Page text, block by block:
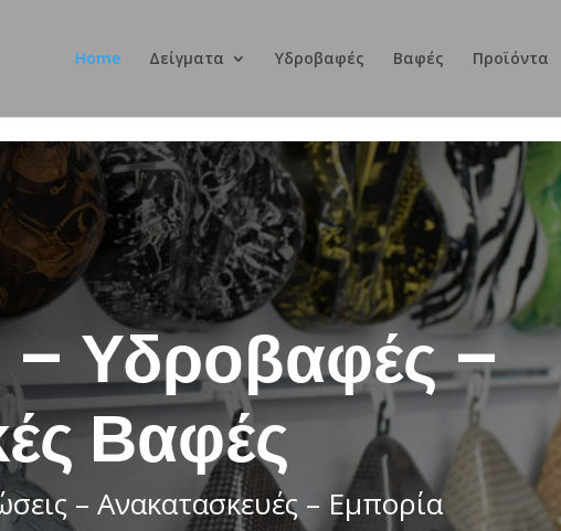
Home Δείγματα Υδροβαφές Βαφές Προϊόντα
– Υδροβαφές –
Βαφές
– Ανακατασκευές – Εμπορία